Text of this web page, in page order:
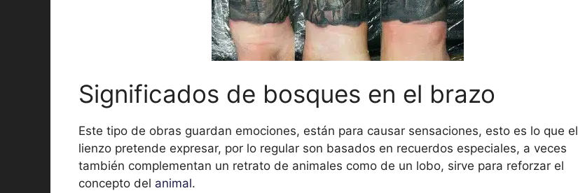
Significados de bosques en el brazo
Este tipo de obras guardan emociones, están para causar sensaciones, esto es lo que el
lienzo pretende expresar, por lo regular son basados en recuerdos especiales, a veces
también complementan un retrato de animales como de un lobo, sirve para reforzar el
concepto del animal.